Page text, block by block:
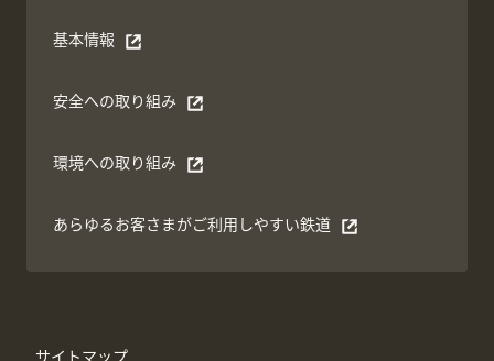
基本情報
別ウィンドウで開く
安全への取り組み
別ウィンドウで開く
環境への取り組み
別ウィンドウで開く
あらゆるお客さまがご利⽤しやすい鉄道
別ウィンドウで開く
サイトマップ